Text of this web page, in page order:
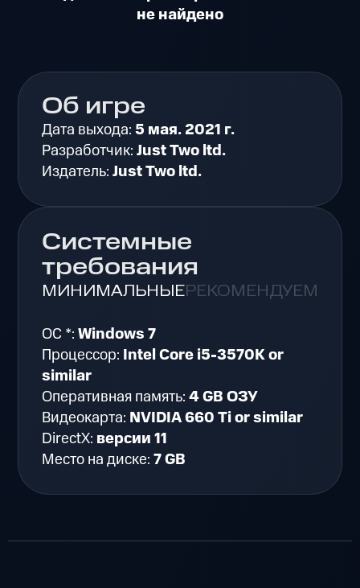
не найдено
Об игре
Дата выхода:5 мая. 2021 г.
Разработчик:Just Two ltd.
Издатель:Just Two ltd.
Системные
требования
МИНИМАЛЬНЫЕРЕКОМЕНДУЕМЫЕ
ОС *:Windows 7
Процессор: Intel Core i5-3570K or
similar
Оперативная память:4 GB ОЗУ
Видеокарта: NVIDIA 660 Ti or similar
DirectX: версии 11
Место на диске:7 GB